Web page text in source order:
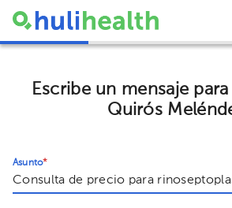
Escribe un mensaje
Quirós
Asunto*